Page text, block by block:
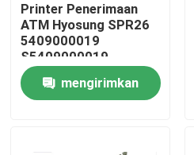
Rumah
Produk
Printer Penerimaan
ATM Hyosung SPR26
5409000019
S5409000019
mengirimkan